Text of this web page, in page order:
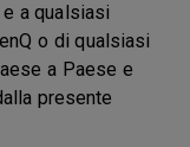
a qualsiasi
o di qualsiasi
a Paese e
presente